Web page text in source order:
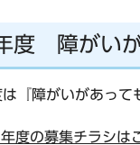
度 障がいが
『障がいがあって
度の募集チラシは